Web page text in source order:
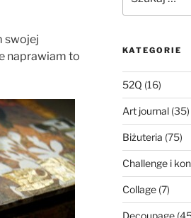
swojej
naprawiam to
KATEGORIE
52Q (16)
Art journal(35)
Biżuteria (75)
Challenge i
Collage(7)